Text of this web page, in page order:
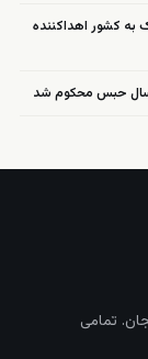
به کشور اهداکننده
تمامی